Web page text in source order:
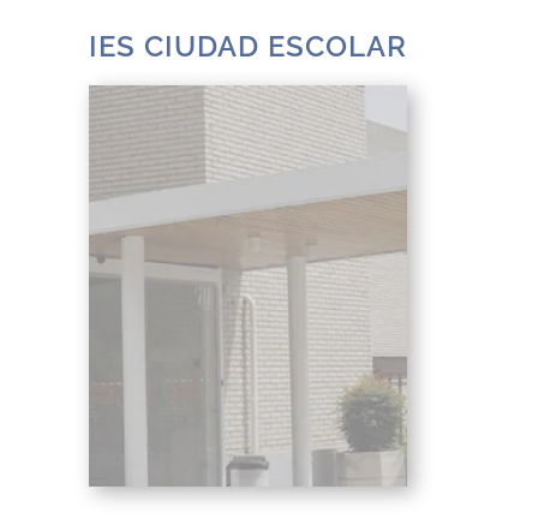
IES CIUDAD ESCOLAR
Disponemos de una amplia
oferta formativa, con Ciclos
Formativos de 7 familias
profesionales: Actividades
físicas y deportivas,
Informática y
comunicaciones, Comercio y
marketing, Agraria,
Administración y gestión,
Servicios socioculturales y a
la comunidad y Sanidad.